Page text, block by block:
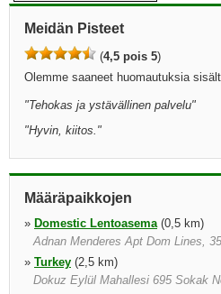
Meidän Pisteet
(4,5 pois 5)
Olemme saaneet huomautuksia
"Tehokas ja ystävällinen palvelu"
"Hyvin, kiitos. "
Määräpaikkojen
» Domestic Lentoasema(0,5 km)
Adnan Menderes Apt Dom Lines,
» Turkey (2,5 km)
Dokuz Eylül Mahallesi 695 Sokak